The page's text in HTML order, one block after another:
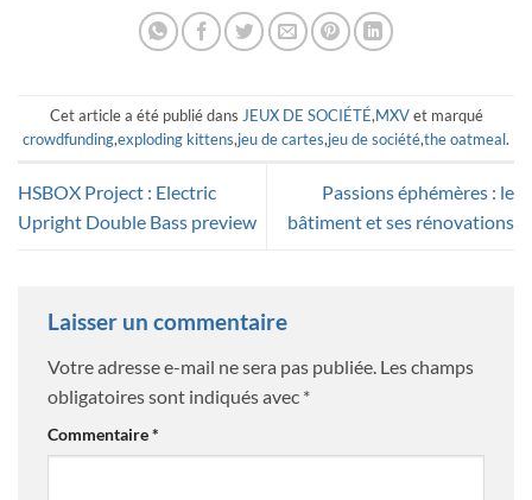
Cet article a été publié dans JEUX DE SOCIÉTÉ,MXVet marqué
crowdfunding,exploding kittens,jeu de cartes,jeu de société,the oatmeal.
HSBOX Project : Electric
Upright Double Bass preview
Passions éphémères : le
bâtiment et ses rénovations
Laisser un commentaire
Votre adresse e-mail ne sera pas publiée. Les champs
obligatoires sont indiqués avec *
Commentaire*